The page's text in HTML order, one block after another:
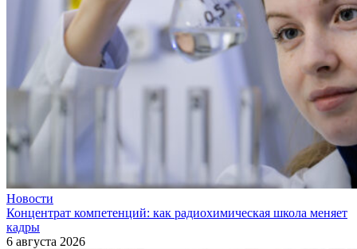
Новости
Концентрат компетенций: как радиохимическая школа меняет
кадры
6 августа 2026